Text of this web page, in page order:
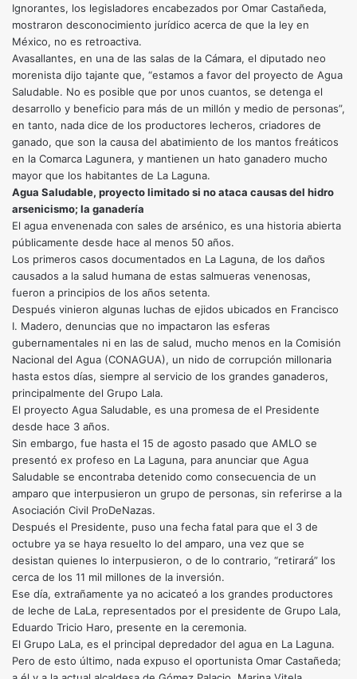
Ignorantes, los legisladores encabezados por Omar Castañeda,
mostraron desconocimiento jurídico acerca de que la ley en
México, no es retroactiva.
Avasallantes, en una de las salas de la Cámara, el diputado neo
morenista dijo tajante que, “estamos a favor del proyecto de Agua
Saludable. No es posible que por unos cuantos, se detenga el
desarrollo y beneficio para más de un millón y medio de personas”,
en tanto, nada dice de los productores lecheros, criadores de
ganado, que son la causa del abatimiento de los mantos freáticos
en la Comarca Lagunera, y mantienen un hato ganadero mucho
mayor que los habitantes de La Laguna.
Agua Saludable, proyecto limitado si no ataca causas del hidro
arsenicismo; la ganadería
El agua envenenada con sales de arsénico, es una historia abierta
públicamente desde hace al menos 50 años.
Los primeros casos documentados en La Laguna, de los daños
causados a la salud humana de estas salmueras venenosas,
fueron a principios de los años setenta.
Después vinieron algunas luchas de ejidos ubicados en Francisco
I. Madero, denuncias que no impactaron las esferas
gubernamentales ni en las de salud, mucho menos en la Comisión
Nacional del Agua (CONAGUA), un nido de corrupción millonaria
hasta estos días, siempre al servicio de los grandes ganaderos,
principalmente del Grupo Lala.
El proyecto Agua Saludable, es una promesa de el Presidente
desde hace 3 años.
Sin embargo, fue hasta el 15 de agosto pasado que AMLO se
presentó ex profeso en La Laguna, para anunciar que Agua
Saludable se encontraba detenido como consecuencia de un
amparo que interpusieron un grupo de personas, sin referirse a la
Asociación Civil ProDeNazas.
Después el Presidente, puso una fecha fatal para que el 3 de
octubre ya se haya resuelto lo del amparo, una vez que se
desistan quienes lo interpusieron, o de lo contrario, “retirará” los
cerca de los 11 mil millones de la inversión.
Ese día, extrañamente ya no acicateó a los grandes productores
de leche de LaLa, representados por el presidente de Grupo Lala,
Eduardo Tricio Haro, presente en la ceremonia.
El Grupo LaLa, es el principal depredador del agua en La Laguna.
Pero de esto último, nada expuso el oportunista Omar Castañeda;